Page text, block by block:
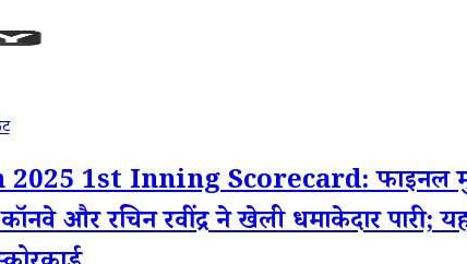
1st Inning Scorecard: फाइनल
और रचिन रवींद्र ने खेली धमाकेदार पारी;